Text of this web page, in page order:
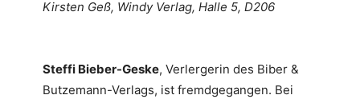
Kirsten Geß, Windy Verlag, Halle 5, D206
Steffi Bieber-Geske, Verlergerin des Biber &
Butzemann-Verlags, ist fremdgegangen. Bei